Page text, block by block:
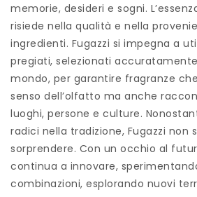
memorie, desideri e sogni.
risiede nella qualità e nella
ingredienti. Fugazzi si impegna a
pregiati, selezionati
mondo, per garantire fragranze
senso dell’olfatto ma anche
luoghi, persone e culture.
radici nella tradizione, Fugazzi non
sorprendere. Con un occhio al
continua a innovare,
combinazioni, esplorando nuovi